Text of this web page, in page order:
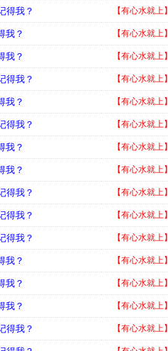
得我？ 【有心水就上】
我？ 【有心水就上】
我？ 【有心水就上】
得我？ 【有心水就上】
我？ 【有心水就上】
得我？ 【有心水就上】
我？ 【有心水就上】
我？ 【有心水就上】
得我？ 【有心水就上】
得我？ 【有心水就上】
得我？ 【有心水就上】
我？ 【有心水就上】
我？ 【有心水就上】
我？ 【有心水就上】
得我？ 【有心水就上】